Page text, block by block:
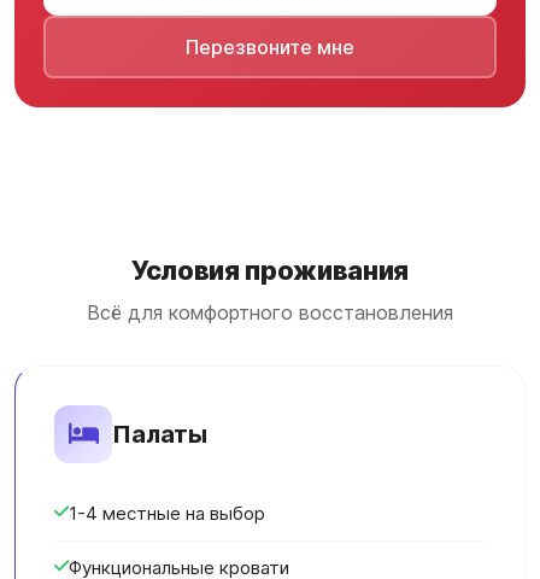
Перезвоните мне
Условия проживания
Всё для комфортного восстановления
Палаты
1-4 местные на выбор
Функциональные кровати